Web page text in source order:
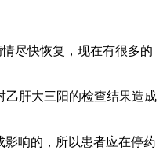
尽快恢复，现在有很多的
肝大三阳的检查结果造成
响的，所以患者应在停药